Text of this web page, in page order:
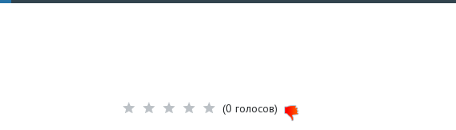
(0 голосов)